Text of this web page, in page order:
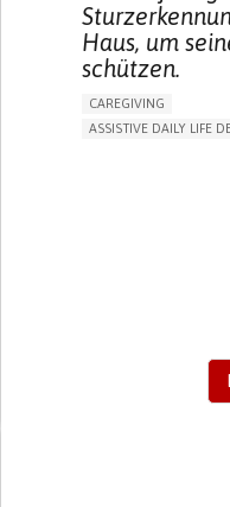
Haus, um
schützen.
CAREGIVING
ASSISTIVE DAILY LIFE